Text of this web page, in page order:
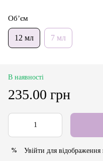
Об’єм
12 мл 7 мл
В наявності
235.00 грн
% Увійти для